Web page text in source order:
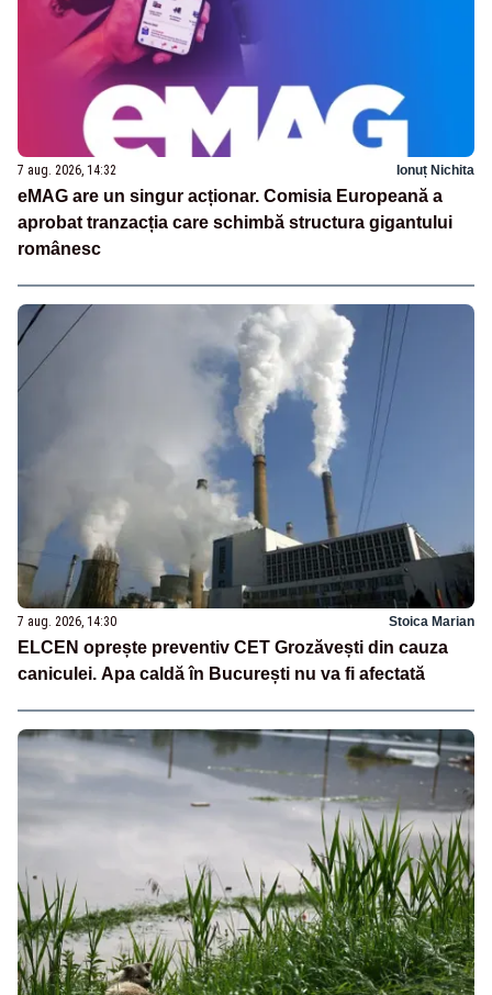
7 aug. 2026, 14:32 Ionuț Nichita
eMAG are un singur acționar. Comisia Europeană a
aprobat tranzacția care schimbă structura gigantului
românesc
7 aug. 2026, 14:30 Stoica Marian
ELCEN oprește preventiv CET Grozăvești din cauza
caniculei. Apa caldă în București nu va fi afectată